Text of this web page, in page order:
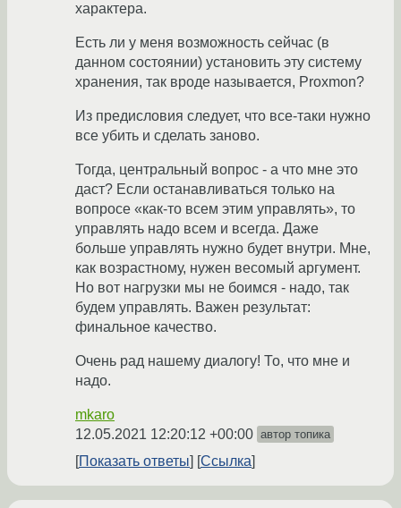
характера.
Есть ли у меня возможность сейчас (в
данном состоянии) установить эту систему
хранения, так вроде называется, Proxmon?
Из предисловия следует, что все-таки нужно
все убить и сделать заново.
Тогда, центральный вопрос - а что мне это
даст? Если останавливаться только на
вопросе «как-то всем этим управлять», то
управлять надо всем и всегда. Даже
больше управлять нужно будет внутри. Мне,
как возрастному, нужен весомый аргумент.
Но вот нагрузки мы не боимся - надо, так
будем управлять. Важен результат:
финальное качество.
Очень рад нашему диалогу! То, что мне и
надо.
mkaro
12.05.2021 12:20:12 +00:00 автор топика
Показать ответы Ссылка